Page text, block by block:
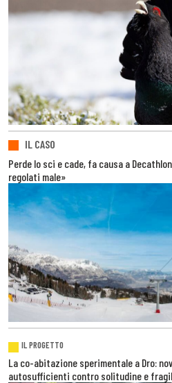
IL CASO
Perde lo sci e cade, fa causa a
regolati male»
IL PROGETTO
La co-abitazione sperimentale a Dro:
autosufficienti contro solitudine e